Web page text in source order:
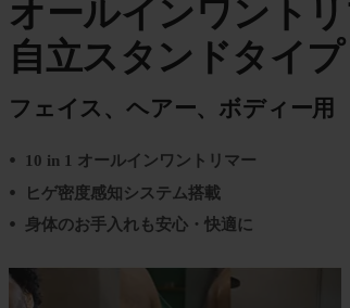
オールインワント
自立スタンドタイ
フェイス、ヘアー、ボディー用
10 in 1 オールインワントリマー
ヒゲ密度感知システム搭載
身体のお手入れも安心・快適に